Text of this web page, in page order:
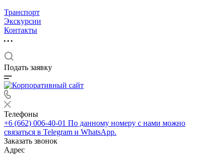
Транспорт
Экскурсии
Контакты
Подать заявку
Телефоны
+6 (662) 006-40-01 По данному номеру с нами можно
связаться в Telegram и WhatsApp.
Заказать звонок
Адрес